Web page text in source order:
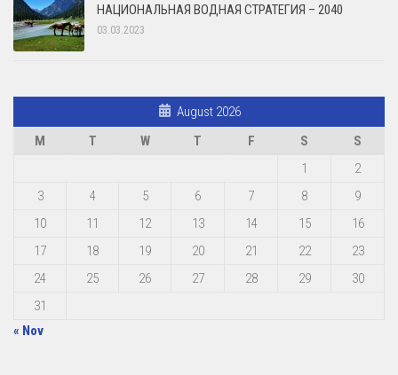
НАЦИОНАЛЬНАЯ ВОДНАЯ СТРАТЕГИЯ – 2040
03.03.2023
August 2026
M
T W T F S
S
1
2
3
4 5 6 7 8
9
10
11 12 13 14 15
16
17
18 19 20 21 22
23
24
25 26 27 28 29
30
31
« Nov